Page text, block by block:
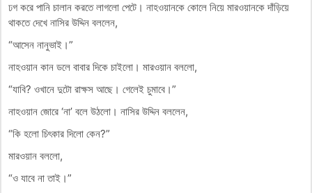
ঢগ করে পানি চালান করতে লাগলো পেটে। নাহওয়ানকে কোলে নিয়ে মারওয়ানকে দাঁড়িয়ে
থাকতে দেখে নাসির উদ্দিন বললেন,
“আসেন নানুভাই।”
নাহওয়ান কান ডলে বাবার দিকে চাইলো। মারওয়ান বললো,
“যাবি? ওখানে দুটো রাক্ষস আছে। গেলেই চুমাবে।”
নাহওয়ান জোরে ‘না’ বলে উঠলো। নাসির উদ্দিন বললেন,
“কি হলো চিৎকার দিলো কেন?”
মারওয়ান বললো,
“ও যাবে না তাই।”